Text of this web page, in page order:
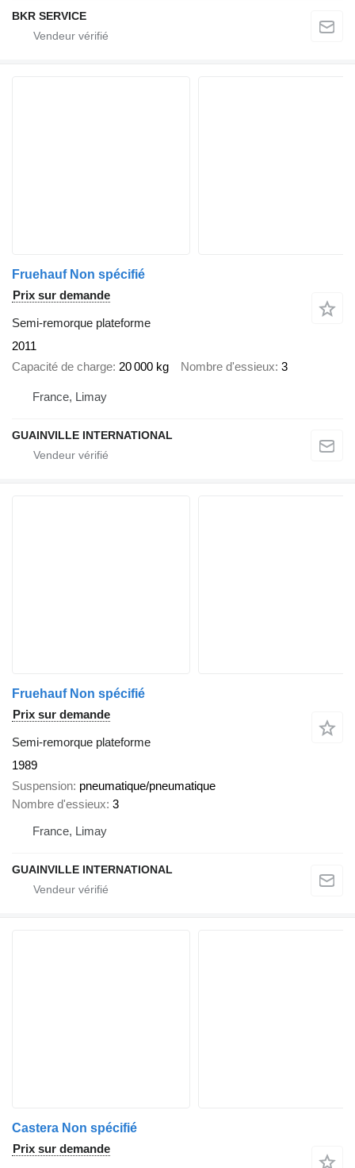
BKR SERVICE
Fruehauf Non spécifié
Prix sur demande
Semi-remorque plateforme
2011
Capacité de charge 20 000 kg Nombre d'essieux 3
France, Limay
GUAINVILLE INTERNATIONAL
Fruehauf Non spécifié
Prix sur demande
Semi-remorque plateforme
1989
Suspension pneumatique/pneumatique
Nombre d'essieux 3
France, Limay
GUAINVILLE INTERNATIONAL
Castera Non spécifié
Prix sur demande